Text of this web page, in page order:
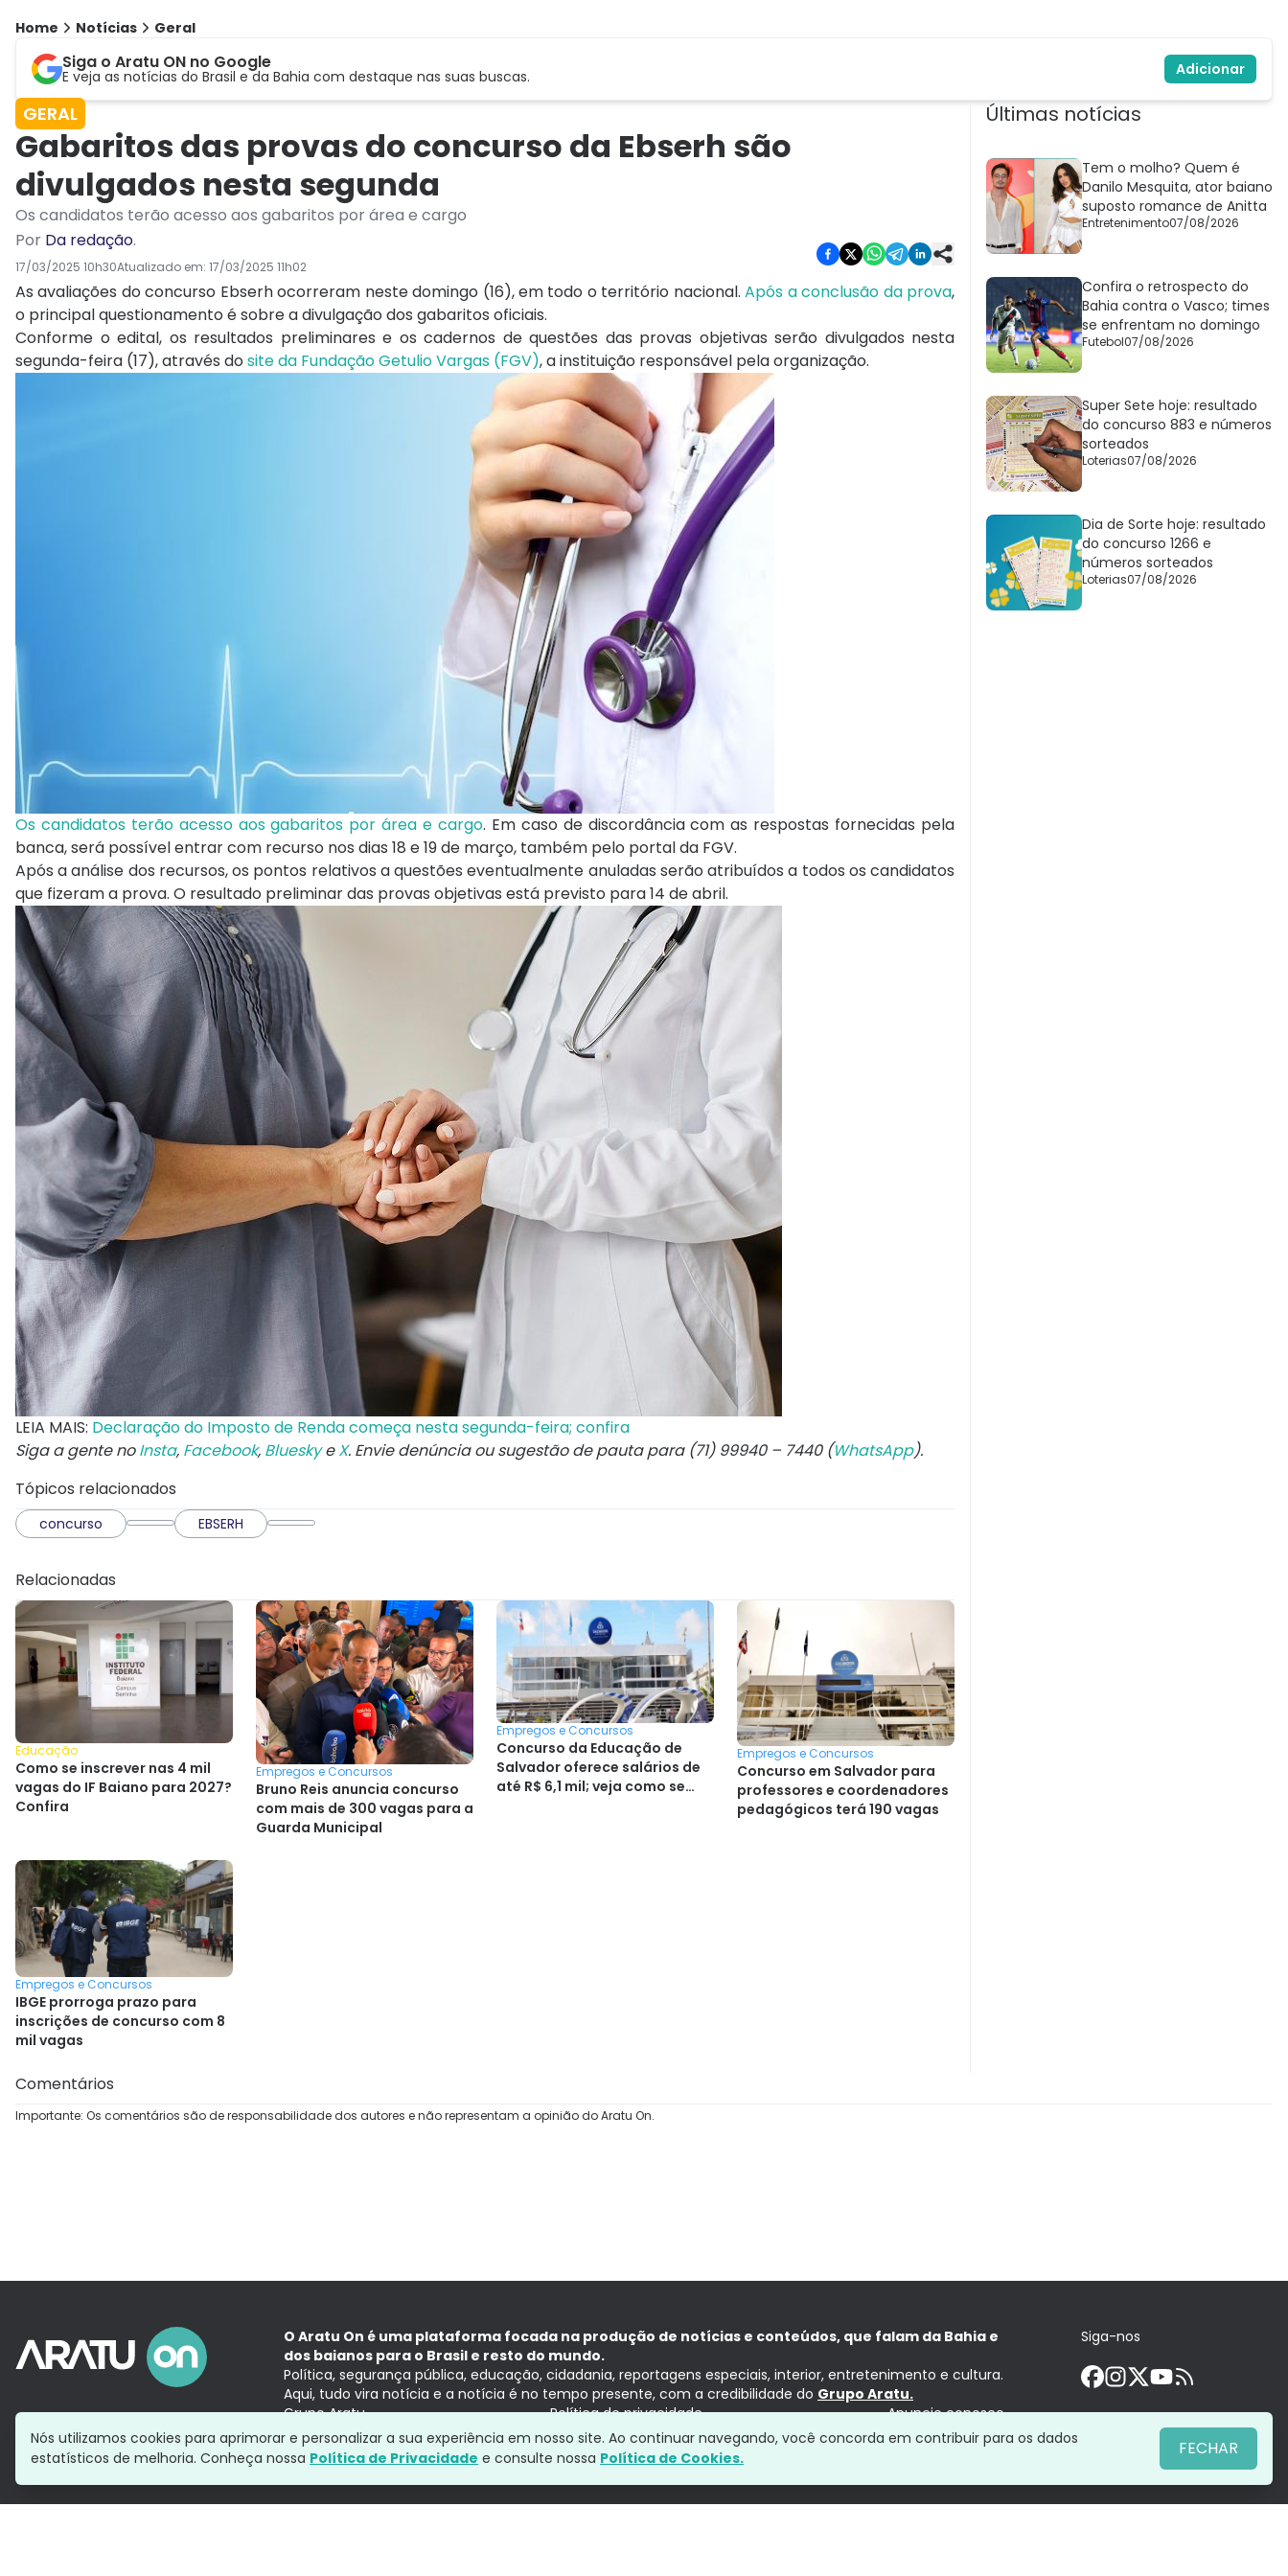
Home Notícias Geral
Siga o Aratu ON no Google
E veja as notícias do Brasil e da Bahia com destaque nas suas buscas. Adicionar
GERAL
Gabaritos das provas do concurso da Ebserh são
divulgados nesta segunda
Os candidatos terão acesso aos gabaritos por área e cargo
Por Da redação.
17/03/2025 10h30Atualizado em: 17/03/2025 11h02
As avaliações do concurso Ebserh ocorreram neste domingo (16), em todo o território nacional.Após a conclusão da prova,
o principal questionamento é sobre a divulgação dos gabaritos oficiais.
Conforme o edital, os resultados preliminares e os cadernos de questões das provas objetivas serão divulgados nesta
segunda-feira (17), através do site da Fundação Getulio Vargas (FGV), a instituição responsável pela organização.
Os candidatos terão acesso aos gabaritos por área e cargo. Em caso de discordância com as respostas fornecidas pela
banca, será possível entrar com recurso nos dias 18 e 19 de março, também pelo portal da FGV.
Após a análise dos recursos, os pontos relativos a questões eventualmente anuladas serão atribuídos a todos os candidatos
que fizeram a prova. O resultado preliminar das provas objetivas está previsto para 14 de abril.
LEIA MAIS: Declaração do Imposto de Renda começa nesta segunda-feira; confira
Siga a gente noInsta, Facebook, BlueskyeX. Envie denúncia ou sugestão de pauta para (71) 99940 – 7440 (WhatsApp).
Tópicos relacionados
concurso EBSERH
Relacionadas
Educação
Como se inscrever nas 4 mil
vagas do IF Baiano para 2027?
Confira
Empregos e Concursos
Bruno Reis anuncia concurso
com mais de 300 vagas para a
Guarda Municipal
Empregos e Concursos
Concurso da Educação de
Salvador oferece salários de
até R$ 6,1 mil; veja como se
Empregos e Concursos
Concurso em Salvador para
professores e coordenadores
pedagógicos terá 190 vagas
Empregos e Concursos
IBGE prorroga prazo para
inscrições de concurso com 8
mil vagas
Últimas notícias
Tem o molho? Quem é
Danilo Mesquita, ator baiano
suposto romance de Anitta
Entretenimento07/08/2026
Confira o retrospecto do
Bahia contra o Vasco; times
se enfrentam no domingo
Futebol07/08/2026
Super Sete hoje: resultado
do concurso 883 e números
sorteados
Loterias07/08/2026
Dia de Sorte hoje: resultado
do concurso 1266 e
números sorteados
Loterias07/08/2026
Comentários
Importante: Os comentários são de responsabilidade dos autores e não representam a opinião do Aratu On.
O Aratu On é uma plataforma focada na produção de notícias e conteúdos, que falam da Bahia e
dos baianos para o Brasil e resto do mundo.
Política, segurança pública, educação, cidadania, reportagens especiais, interior, entretenimento e cultura.
Aqui, tudo vira notícia e a notícia é no tempo presente, com a credibilidade do Grupo Aratu.
Grupo Aratu
Política de privacidade Anuncie conosco
Siga-nos
Nós utilizamos cookies para aprimorar e personalizar a sua experiência em nosso site. Ao continuar navegando, você concorda em contribuir para os dados
estatísticos de melhoria. Conheça nossa Política de Privacidade e consulte nossa Política de Cookies. FECHAR